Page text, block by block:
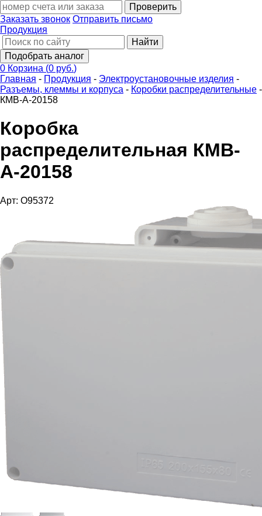
Проверить
Заказать звонок Отправить письмо
Продукция
Найти
Подобрать аналог
0 Корзина (0 руб.)
Главная - Продукция - Электроустановочные изделия -
Разъемы, клеммы и корпуса - Коробки распределительные -
КМВ-А-20158
Коробка
распределительная КМВ-
А-20158
Арт: O95372